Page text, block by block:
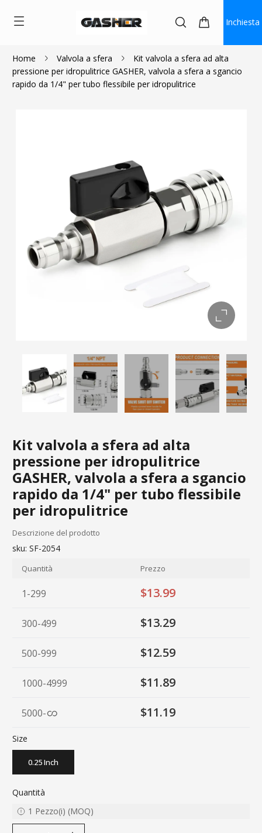
Inchiesta
Home Valvola a sfera
Kit valvola a sfera ad alta
pressione per idropulitrice GASHER, valvola a sfera a sgancio
rapido da 1/4" per tubo flessibile per idropulitrice
Kit valvola a sfera ad alta
pressione per idropulitrice
GASHER, valvola a sfera a sgancio
rapido da 1/4" per tubo flessibile
per idropulitrice
$13.99
Descrizione del prodotto
sku: SF-2054
Quantità Prezzo
1-299 $13.99
300-499 $13.29
500-999 $12.59
1000-4999 $11.89
5000- $11.19
Size
0.25 Inch
Quantità
1 Pezzo(i) (MOQ)